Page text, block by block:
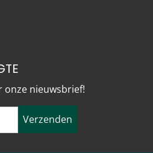
onze nieuwsbrief!
Verzenden